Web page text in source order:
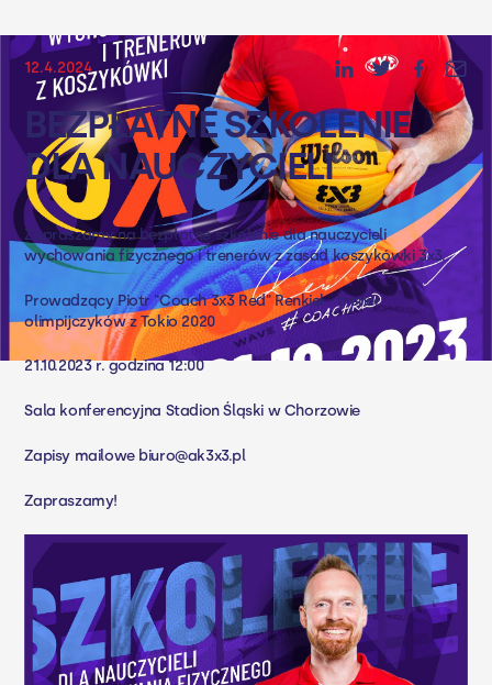
12.4.2024
BEZPŁATNE SZKOLENIE
DLA NAUCZYCIELI
Zapraszamy na bezpłatne szkolenie dla nauczycieli
wychowania fizycznego i trenerów z zasad koszykówki 3x3.
ProwadzącyPiotr "Coach 3x3 Red" Renkiel- trener
olimpijczyków z Tokio 2020
21.10.2023 r. godzina 12:00
Sala konferencyjna Stadion Śląskiw Chorzowie
Zapisy mailowe biuro@ak3x3.pl
Zapraszamy!